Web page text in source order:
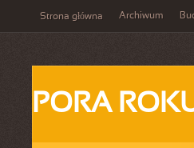
Strona główna Archiwum
PORA